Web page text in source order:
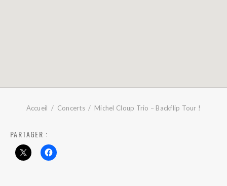
Accueil Concerts Michel Cloup Trio – Backflip Tour !
PARTAGER :